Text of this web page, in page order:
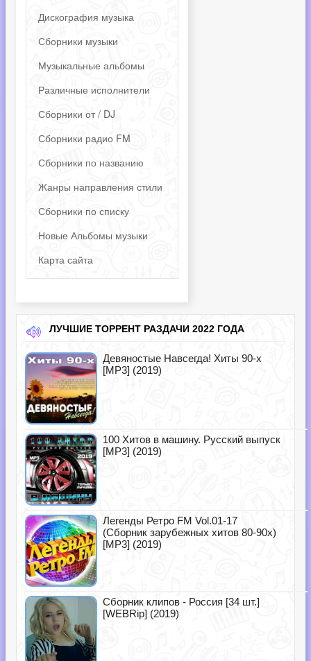
Дискография музыка
Сборники музыки
Музыкальные альбомы
Различные исполнители
Сборники от / DJ
Сборники радио FM
Сборники по названию
Жанры направления стили
Сборники по списку
Новые Альбомы музыки
Карта сайта
ЛУЧШИЕ ТОРРЕНТ РАЗДАЧИ 2022 ГОДА
Девяностые Навсегда! Хиты 90-х
[MP3] (2019)
100 Хитов в машину. Русский выпуск
[MP3] (2019)
Легенды Ретро FM Vol.01-17
(Сборник зарубежных хитов 80-90х)
[MP3] (2019)
Сборник клипов - Россия [34 шт.]
[WEBRip] (2019)